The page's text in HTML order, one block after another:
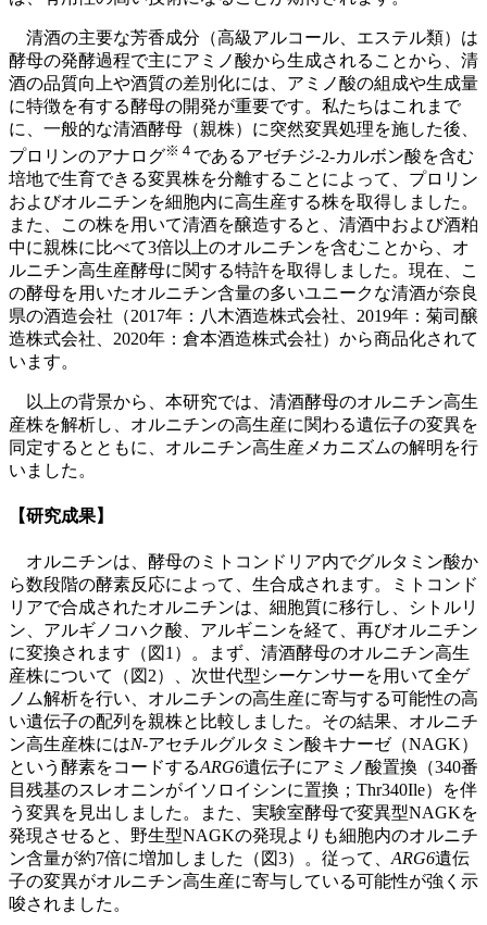
清酒の主要な芳香成分（高級アルコール、エステル類）は
酵母の発酵過程で主にアミノ酸から生成されることから、清
酒の品質向上や酒質の差別化には、アミノ酸の組成や生成量
に特徴を有する酵母の開発が重要です。私たちはこれまで
に、一般的な清酒酵母（親株）に突然変異処理を施した後、
プロリンのアナログ※４ であるアゼチジ-2-カルボン酸を含む
培地で生育できる変異株を分離することによって、プロリン
およびオルニチンを細胞内に高生産する株を取得しました。
また、この株を用いて清酒を醸造すると、清酒中および酒粕
中に親株に比べて3倍以上のオルニチンを含むことから、オ
ルニチン高生産酵母に関する特許を取得しました。現在、こ
の酵母を用いたオルニチン含量の多いユニークな清酒が奈良
県の酒造会社（2017年：八木酒造株式会社、2019年：菊司醸
造株式会社、2020年：倉本酒造株式会社）から商品化されて
います。
以上の背景から、本研究では、清酒酵母のオルニチン高生
産株を解析し、オルニチンの高生産に関わる遺伝子の変異を
同定するとともに、オルニチン高生産メカニズムの解明を行
いました。
【研究成果】
オルニチンは、酵母のミトコンドリア内でグルタミン酸か
ら数段階の酵素反応によって、生合成されます。ミトコンド
リアで合成されたオルニチンは、細胞質に移行し、シトルリ
ン、アルギノコハク酸、アルギニンを経て、再びオルニチン
に変換されます（図1）。まず、清酒酵母のオルニチン高生
産株について（図2）、次世代型シーケンサーを用いて全ゲ
ノム解析を行い、オルニチンの高生産に寄与する可能性の高
い遺伝子の配列を親株と比較しました。その結果、オルニチ
ン高生産株にはN-アセチルグルタミン酸キナーゼ（NAGK）
という酵素をコードするARG6遺伝子にアミノ酸置換（340番
目残基のスレオニンがイソロイシンに置換；Thr340Ile）を伴
う変異を見出しました。また、実験室酵母で変異型NAGKを
発現させると、野生型NAGKの発現よりも細胞内のオルニチ
ン含量が約7倍に増加しました（図3）。従って、 ARG6遺伝
子の変異がオルニチン高生産に寄与している可能性が強く示
唆されました。